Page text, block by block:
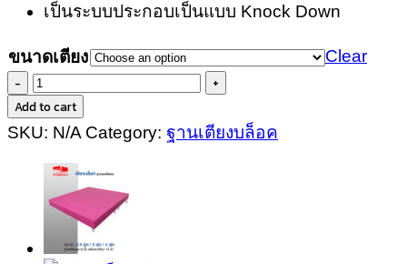
เป็นระบบประกอบเป็นแบบ Knock Down
ขนาดเตียง
Clear
ฐาน
เตียง
บล็อค
เรียบ
หรู
มี
Add to cart
SKU: N/A Category: ฐานเตียงบล็อค